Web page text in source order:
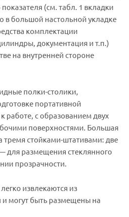
(см. табл. 1 вкладки
в большой настольной укладке
комплектации
документация и т.п.)
на внутренней стороне
полки-столики,
портативной
с образованием двух
поверхностями. Большая
тремя стойками-штативами: две
для размещения стеклянного
прозрачности.
извлекаются из
могут быть размещены на